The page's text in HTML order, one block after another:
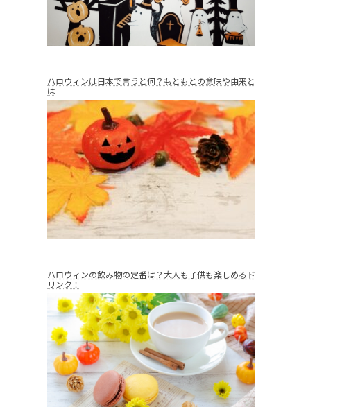
ハロウィンは日本で言うと何？もともとの意味や由来と
は
ハロウィンの飲み物の定番は？大人も子供も楽しめるド
リンク！